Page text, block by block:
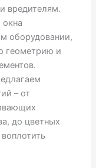
вредителям.
оборудовании,
геометрию и
– от
до цветных